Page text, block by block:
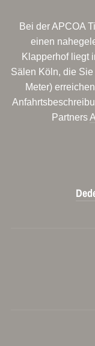
Bei der APCOA
einen
Klapperhof liegt
Sälen Köln, die
Meter)
Partners